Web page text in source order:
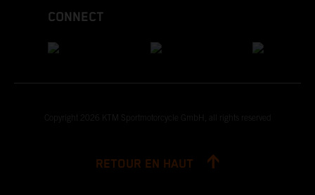
CONNECT
Copyright 2026 KTM Sportmotorcycle GmbH, all rights reserved
RETOUR EN HAUT